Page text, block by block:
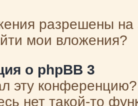
разрешены
мои вложения?
о phpBB 3
эту конференцию?
нет такой-то